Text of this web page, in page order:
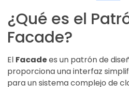
¿Qué es el
Facade?
El Facadees un patrón de
proporciona una interfaz
para un sistema complejo de